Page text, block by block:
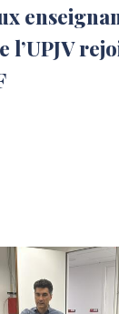
l’UPJV